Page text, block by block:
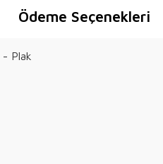
Ödeme Seçenekleri
- Plak